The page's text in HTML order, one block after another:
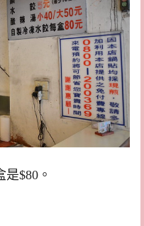
$80。